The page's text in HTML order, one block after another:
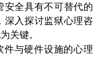
安全具有不可替代的
深入探讨监狱心理咨
关键。
件与硬件设施的心理